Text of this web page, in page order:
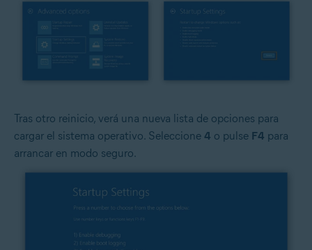
Tras otro reinicio, verá una nueva lista de opciones para
cargar el sistema operativo. Seleccione 4 o pulse F4 para
arrancar en modo seguro.